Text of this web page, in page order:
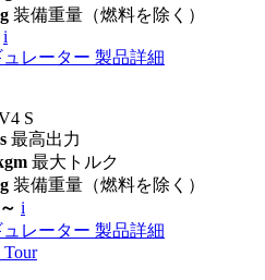
装備重量（燃料を除く）
i
レーター 製品詳細
S
最高出力
最大トルク
装備重量（燃料を除く）
i
レーター 製品詳細
Tour